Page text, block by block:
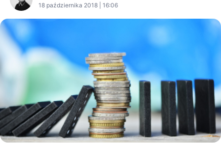
18 października 2018 | 16:06